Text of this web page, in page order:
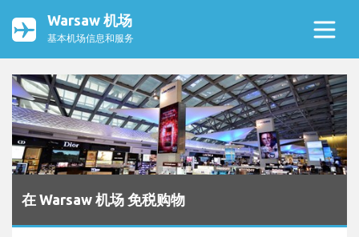
Warsaw 机场
基本机场信息和服务
在 Warsaw 机场 免税购物